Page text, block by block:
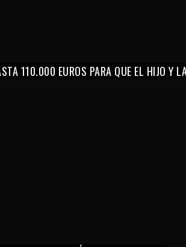
110.000 EUROS PARA QUE EL HIJO Y